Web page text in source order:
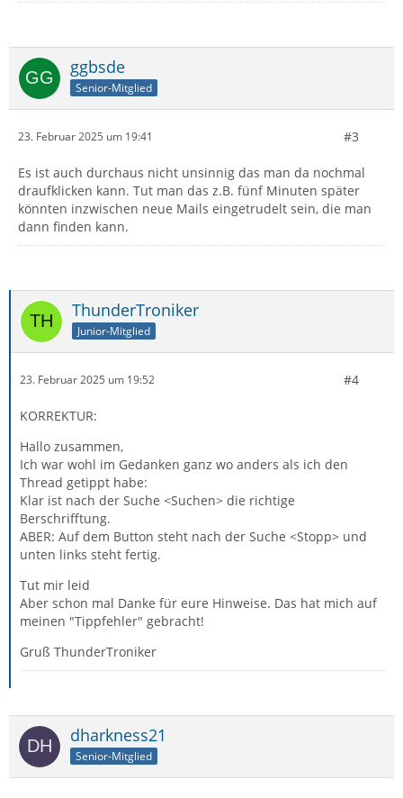
ggbsde
Senior-Mitglied
23. Februar 2025 um 19:41 #3
Es ist auch durchaus nicht unsinnig das man da nochmal
draufklicken kann. Tut man das z.B. fünf Minuten später
könnten inzwischen neue Mails eingetrudelt sein, die man
dann finden kann.
ThunderTroniker
Junior-Mitglied
23. Februar 2025 um 19:52 #4
KORREKTUR:
Hallo zusammen,
Ich war wohl im Gedanken ganz wo anders als ich den
Thread getippt habe:
Klar ist nach der Suche <Suchen> die richtige
Berschrifftung.
ABER: Auf dem Button steht nach der Suche <Stopp> und
unten links steht fertig.
Tut mir leid
Aber schon mal Danke für eure Hinweise. Das hat mich auf
meinen "Tippfehler" gebracht!
Gruß ThunderTroniker
dharkness21
Senior-Mitglied